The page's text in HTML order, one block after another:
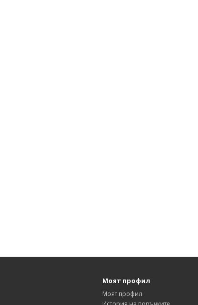
Моят профил
Моят профил